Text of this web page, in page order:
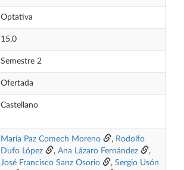
Optativa
15,0
Semestre 2
Ofertada
Castellano
María Paz Comech Moreno , Rodolfo
Dufo López
, Ana Lázaro Fernández
,
José Francisco Sanz Osorio
, Sergio Usón